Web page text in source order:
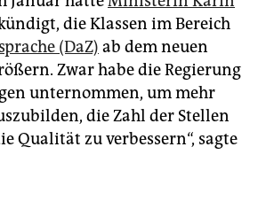
die Klassen im Bereich
(DaZ) ab dem neuen
Zwar habe die Regierung
unternommen, um mehr
die Zahl der Stellen
Qualität zu verbessern“, sagte